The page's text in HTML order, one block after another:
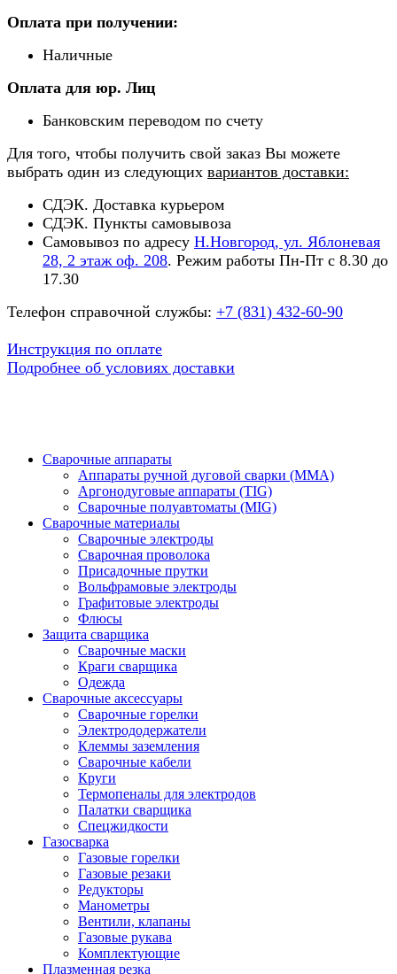
Оплата при получении:
Наличные
Оплата для юр. Лиц
Банковским переводом по счету
Для того, чтобы получить свой заказ Вы можете
выбрать один из следующих вариантов доставки:
СДЭК. Доставка курьером
СДЭК. Пункты самовывоза
Самовывоз по адресу Н.Новгород, ул. Яблоневая
28, 2 этаж оф. 208. Режим работы Пн-Пт с 8.30 до
17.30
Телефон справочной службы: +7 (831) 432-60-90
Инструкция по оплате
Подробнее об условиях доставки
Сварочные аппараты
Аппараты ручной дуговой сварки (MMA)
Аргонодуговые аппараты (TIG)
Сварочные полуавтоматы (MIG)
Сварочные материалы
Сварочные электроды
Сварочная проволока
Присадочные прутки
Вольфрамовые электроды
Графитовые электроды
Флюсы
Защита сварщика
Сварочные маски
Краги сварщика
Одежда
Сварочные аксессуары
Сварочные горелки
Электрододержатели
Клеммы заземления
Сварочные кабели
Круги
Термопеналы для электродов
Палатки сварщика
Спецжидкости
Газосварка
Газовые горелки
Газовые резаки
Редукторы
Манометры
Вентили, клапаны
Газовые рукава
Комплектующие
Плазменная резка